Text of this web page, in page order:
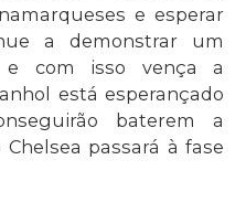
e esperar
a demonstrar um
com isso vença a
está esperançado
baterem a
passará à fase